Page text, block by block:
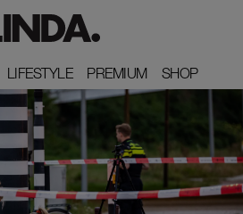
LIFESTYLE
LIFESTYLE PREMIUM
PREMIUM SHOP
SHOP